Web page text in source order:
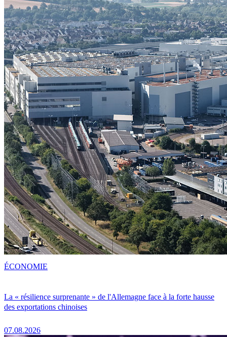
La « résilience surprenante » de l'Allemagne face à la forte hausse
des exportations chinoises
07.08.2026
ÉCONOMIE